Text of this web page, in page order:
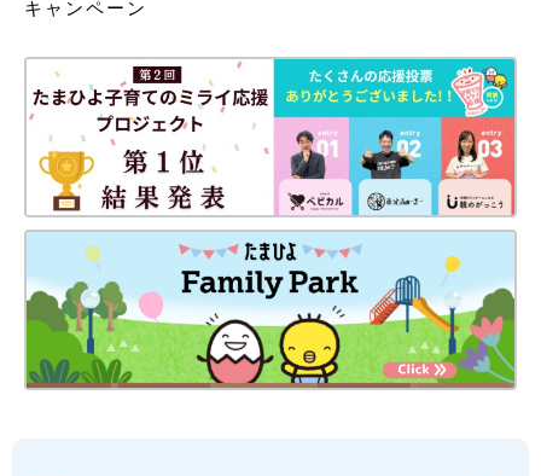
右対称になるようにベルトを留めます。
５ 締めつけやはみ出しをチェック
おなか回りに指を入れ、指１～２本分くらいのゆとりがあるか確
認します。太ももと背中は、布おむつがおむつカバーからはみ出
ていないかも確認し、はみ出ていれば内側に収めるようにし、も
れを防ぎます。
まとめ
毎日のお世話の基本であるおむつ交換を、紙おむつと布おむつ別
キャンペーン